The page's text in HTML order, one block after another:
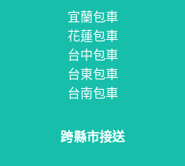
宜蘭包車
花蓮包車
台中包車
台東包車
台南包車
跨縣市接送